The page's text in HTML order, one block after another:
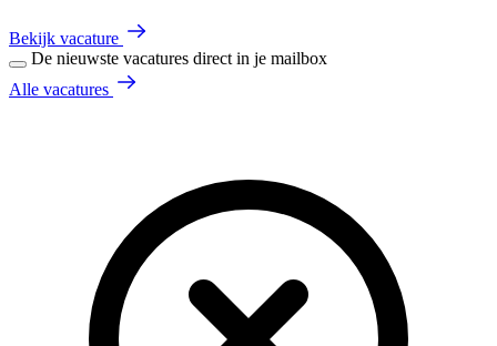
Bekijk vacature
De nieuwste vacatures direct in je mailbox
Alle vacatures